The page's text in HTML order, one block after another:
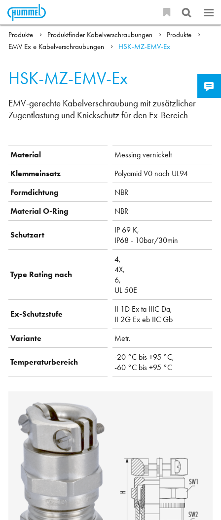
Produkte Produktfinder Kabelverschraubungen
Produkte
EMV Ex e Kabelverschraubungen
HSK-MZ-EMV-Ex
HSK-MZ-EMV-Ex
EMV-gerechte Kabelverschraubung mit zusätzlicher
Zugentlastung und Knickschutz für den Ex-Bereich
Material
Messing vernickelt
Klemmeinsatz
Polyamid V0 nach UL94
Formdichtung
NBR
Material O-Ring
NBR
Schutzart
IP 69 K,
IP68 - 10bar/30min
Type Rating nach
4,
4X,
6,
UL 50E
Ex-Schutzstufe
II 1D Ex ta IIIC Da,
II 2G Ex eb IIC Gb
Variante
Metr.
Temperaturbereich
-20 °C bis +95 °C,
-60 °C bis +95 °C